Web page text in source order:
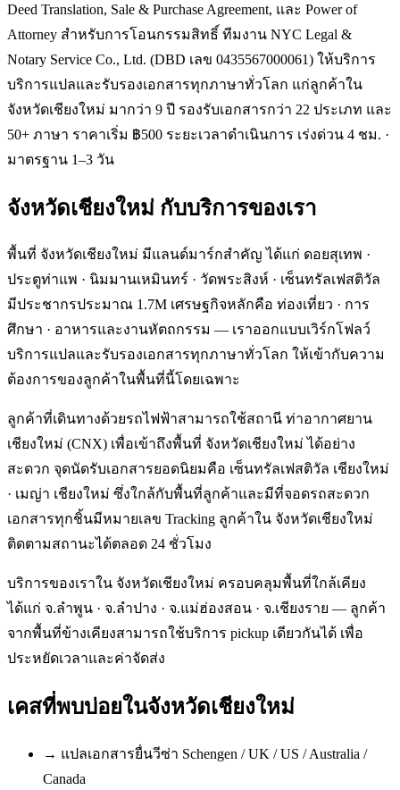
Deed Translation, Sale & Purchase Agreement, และ Power of
Attorney สำหรับการโอนกรรมสิทธิ์ ทีมงาน NYC Legal &
Notary Service Co., Ltd. (DBD เลข 0435567000061) ให้บริการ
บริการแปลและรับรองเอกสารทุกภาษาทั่วโลก แก่ลูกค้าใน
จังหวัดเชียงใหม่ มากว่า 9 ปี รองรับเอกสารกว่า 22 ประเภท และ
50+ ภาษา ราคาเริ่ม ฿500 ระยะเวลาดำเนินการ เร่งด่วน 4 ชม. ·
มาตรฐาน 1–3 วัน
จังหวัดเชียงใหม่ กับบริการของเรา
พื้นที่ จังหวัดเชียงใหม่ มีแลนด์มาร์กสำคัญ ได้แก่ ดอยสุเทพ ·
ประตูท่าแพ · นิมมานเหมินทร์ · วัดพระสิงห์ · เซ็นทรัลเฟสติวัล
มีประชากรประมาณ 1.7M เศรษฐกิจหลักคือ ท่องเที่ยว · การ
ศึกษา · อาหารและงานหัตถกรรม — เราออกแบบเวิร์กโฟลว์
บริการแปลและรับรองเอกสารทุกภาษาทั่วโลก ให้เข้ากับความ
ต้องการของลูกค้าในพื้นที่นี้โดยเฉพาะ
ลูกค้าที่เดินทางด้วยรถไฟฟ้าสามารถใช้สถานี ท่าอากาศยาน
เชียงใหม่ (CNX) เพื่อเข้าถึงพื้นที่ จังหวัดเชียงใหม่ ได้อย่าง
สะดวก จุดนัดรับเอกสารยอดนิยมคือ เซ็นทรัลเฟสติวัล เชียงใหม่
· เมญ่า เชียงใหม่ ซึ่งใกล้กับพื้นที่ลูกค้าและมีที่จอดรถสะดวก
เอกสารทุกชิ้นมีหมายเลข Tracking ลูกค้าใน จังหวัดเชียงใหม่
ติดตามสถานะได้ตลอด 24 ชั่วโมง
บริการของเราใน จังหวัดเชียงใหม่ ครอบคลุมพื้นที่ใกล้เคียง
ได้แก่ จ.ลำพูน · จ.ลำปาง · จ.แม่ฮ่องสอน · จ.เชียงราย — ลูกค้า
จากพื้นที่ข้างเคียงสามารถใช้บริการ pickup เดียวกันได้ เพื่อ
ประหยัดเวลาและค่าจัดส่ง
เคสที่พบบ่อยในจังหวัดเชียงใหม่
→ แปลเอกสารยื่นวีซ่า Schengen / UK / US / Australia /
Canada